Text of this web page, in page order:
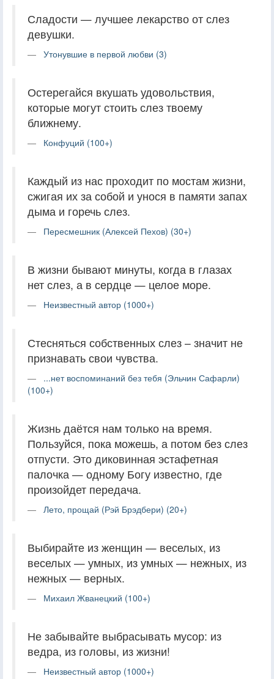
Сладости — лучшее лекарство от слез
девушки.
Утонувшие в первой любви (3)
Остерегайся вкушать удовольствия,
которые могут стоить слез твоему
ближнему.
Конфуций (100+)
Каждый из нас проходит по мостам жизни,
сжигая их за собой и унося в памяти запах
дыма и горечь слез.
Пересмешник (Алексей Пехов) (30+)
В жизни бывают минуты, когда в глазах
нет слез, а в сердце — целое море.
Неизвестный автор (1000+)
Стесняться собственных слез – значит не
признавать свои чувства.
...нет воспоминаний без тебя (Эльчин Сафарли)
(100+)
Жизнь даётся нам только на время.
Пользуйся, пока можешь, а потом без слез
отпусти. Это диковинная эстафетная
палочка — одному Богу известно, где
произойдет передача.
Лето, прощай (Рэй Брэдбери) (20+)
Выбирайте из женщин — веселых, из
веселых — умных, из умных — нежных, из
нежных — верных.
Михаил Жванецкий (100+)
Не забывайте выбрасывать мусор: из
ведра, из головы, из жизни!
Неизвестный автор (1000+)